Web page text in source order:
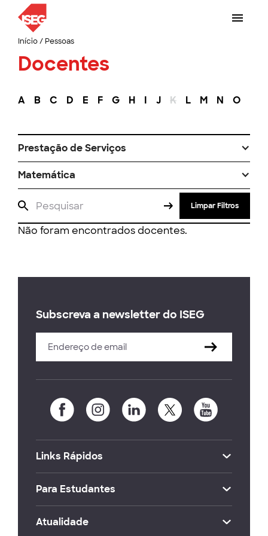
Início/ Pessoas
Docentes
A B C D E F G H I J K L M N O
Prestação de Serviços
Matemática
Limpar Filtros
Não foram encontrados docentes.
Subscreva a newsletter do ISEG
Links Rápidos
Para Estudantes
Atualidade